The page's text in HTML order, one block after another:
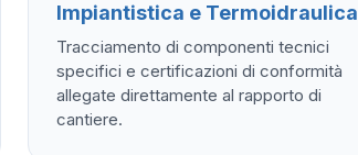
Impiantistica e Termoidraulica
Tracciamento di componenti tecnici
specifici e certificazioni di conformità
allegate direttamente al rapporto di
cantiere.